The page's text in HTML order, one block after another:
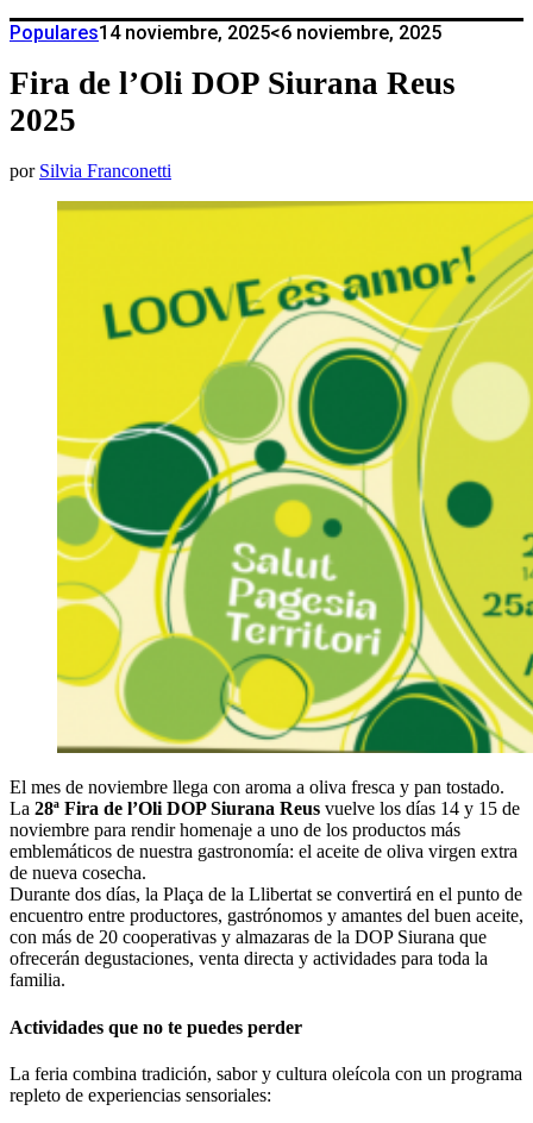
Populares14 noviembre, 2025<6 noviembre, 2025
Fira de l’Oli DOP Siurana Reus
2025
por Silvia Franconetti
El mes de noviembre llega con aroma a oliva fresca y pan tostado.
La 28ª Fira de l’Oli DOP Siurana Reus vuelve los días 14 y 15 de
noviembre para rendir homenaje a uno de los productos más
emblemáticos de nuestra gastronomía: el aceite de oliva virgen extra
de nueva cosecha.
Durante dos días, la Plaça de la Llibertat se convertirá en el punto de
encuentro entre productores, gastrónomos y amantes del buen aceite,
con más de 20 cooperativas y almazaras de la DOP Siurana que
ofrecerán degustaciones, venta directa y actividades para toda la
familia.
Actividades que no te puedes perder
La feria combina tradición, sabor y cultura oleícola con un programa
repleto de experiencias sensoriales: